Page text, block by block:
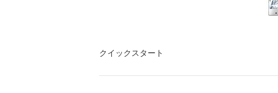
クイックスタート